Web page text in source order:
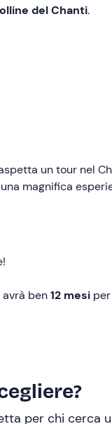
del Chanti.
un tour nel
magnifica
ben12 mesi
per chi cerca